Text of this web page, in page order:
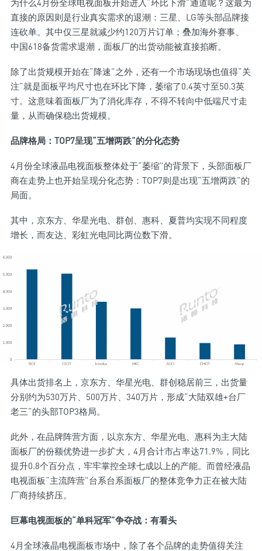
为什么4月份全球电视面板开始进入“环比下滑”通道呢？这最为
直接的原因则是行业真实需求的退潮：三星、LG等头部品牌接
连砍单。其中仅三星就减少约120万片订单；叠加海外赛事、
中国618备货需求退潮，面板厂的出货动能被直接掐断。
除了出货规模开始在“降速”之外，还有一个市场现场也值得“关
注”就是面板平均尺寸也在环比下降，萎缩了0.4英寸至50.3英
寸。这意味着面板厂为了消化库存，不得不转向中低端尺寸走
量，从而确保稳出货规模。
品牌格局：TOP7呈现“五增两跌”的分化态势
4月份全球液晶电视面板整体处于“萎缩”的背景下，头部面板厂
商在走势上也开始呈现分化态势：TOP7则是出现“五增两跌”的
局面。
其中，京东方、华星光电、群创、惠科、夏普均实现不同程度
增长，而友达、彩虹光电同比两位数下滑。
具体出货排名上，京东方、华星光电、群创稳居前三，出货量
分别约为530万片、500万片、340万片，形成“大陆双雄+台厂
老三”的头部TOP3格局。
此外，在品牌阵营方面，以京东方、华星光电、惠科为主大陆
面板厂的份额优势进一步扩大，4月合计市占率达71.9%，同比
提升0.8个百分点，牢牢掌控全球七成以上的产能。而曾经液晶
电视面板“主流阵营”台系台系面板厂的整体竞争力正在被大陆
厂商持续挤压。
巨幕电视面板的“单科冠军”争夺战：有看头
4月全球液晶电视面板市场中，除了各个品牌的走势值得关注